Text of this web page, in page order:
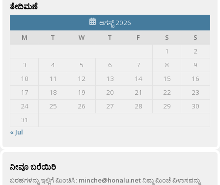
ತೇದಿಮಣೆ
ಆಗಸ್ಟ್ 2026
M
T W T F S
S
1
2
3
4 5 6 7 8
9
10
11 12 13 14 15
16
17
18 19 20 21 22
23
24
25 26 27 28 29
30
31
« Jul
ನೀವೂ ಬರೆಯಿರಿ
ಬರಹಗಳನ್ನು ಇಲ್ಲಿಗೆ ಮಿಂಚಿಸಿ: minche@honalu.netನಿಮ್ಮ ಮಿಂಚೆ ವಿಳಾಸವನ್ನು